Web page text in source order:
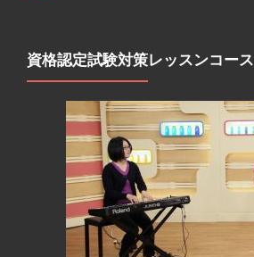
資格認定試験対策レッスンコース